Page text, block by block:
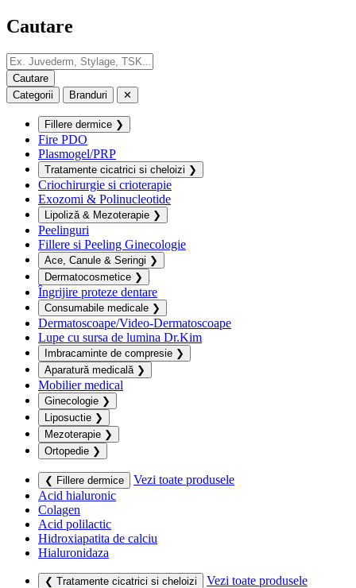
Cautare
Categorii Branduri ✕
Fillere dermice ❯
Fire PDO
Plasmogel/PRP
Tratamente cicatrici si cheloizi ❯
Criochirurgie si crioterapie
Exozomi & Polinucleotide
Lipoliză & Mezoterapie ❯
Peelinguri
Fillere si Peeling Ginecologie
Ace, Canule & Seringi ❯
Dermatocosmetice ❯
Îngrijire proteze dentare
Consumabile medicale ❯
Dermatoscoape/Video-Dermatoscoape
Lupe cu sursa de lumina Dr.Kim
Imbracaminte de compresie ❯
Aparatură medicală ❯
Mobilier medical
Ginecologie ❯
Liposuctie ❯
Mezoterapie ❯
Ortopedie ❯
❮ Fillere dermice
Vezi toate produsele
Acid hialuronic
Colagen
Acid polilactic
Hidroxiapatita de calciu
Hialuronidaza
❮ Tratamente cicatrici si cheloizi
Vezi toate produsele